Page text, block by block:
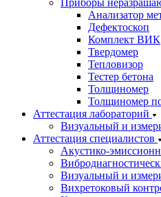
Приборы
Анализатор
Дефектоскоп
Комплект ВИК
Твердомер
Тепловизор
Тестер бетона
Толщиномер
Толщиномер
Аттестация лабораторий
Визуальный и
Аттестация специалистов
Акустико-
Визуальный и
Вихретоковый